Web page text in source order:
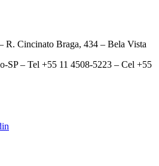
R. Cincinato Braga, 434 – Bela Vista
SP – Tel +55 11 4508-5223 – Cel +55